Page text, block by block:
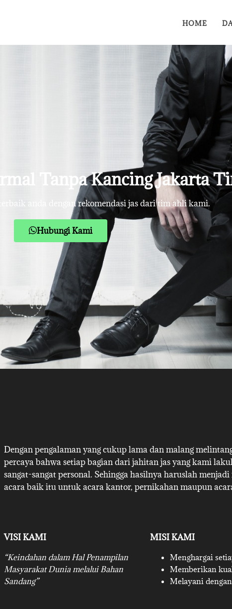
HOME
Tanpa Kancing Jakarta
anda dengan rekomendasi jas dari tim ahli kami.
Hubungi Kami
Dengan pengalaman yang cukup lama dan malang
percaya bahwa setiap bagian dari jahitan jas yang kami
sangat-sangat personal. Sehingga hasilnya haruslah
acara baik itu untuk acara kantor, pernikahan maupun
VISI KAMI
“Keindahan dalam Hal Penampilan
Masyarakat Dunia melalui Bahan
Sandang”
MISI KAMI
Menghargai
Memberikan
Melayani